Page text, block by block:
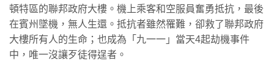
頓特區的聯邦政府大樓。機上乘客和空服員奮勇抵抗，最後
在賓州墜機，無人生還。抵抗者雖然罹難，卻救了聯邦政府
大樓所有人的生命；也成為「九一一」當天4起劫機事件
中，唯一沒讓歹徒得逞者。